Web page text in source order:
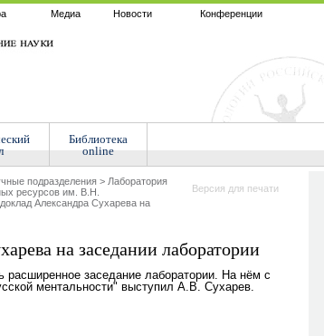
Медиа Новости Конференции
Библиотека
online
подразделения > Лаборатория
ресурсов им. В.Н.
доклад Александра Сухарева на
Версия для печати
на заседании лаборатории
расширенное заседание лаборатории. На нём с
ментальности" выступил А.В. Сухарев.